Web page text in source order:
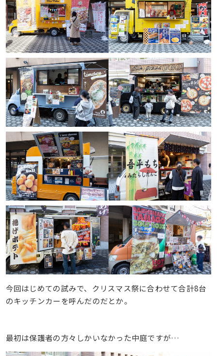
今回はじめての試みで、クリスマス祭に合わせて合計8台
のキッチンカーを呼んだのだとか。
最初は保護者の方々しかいなかった中庭ですが…